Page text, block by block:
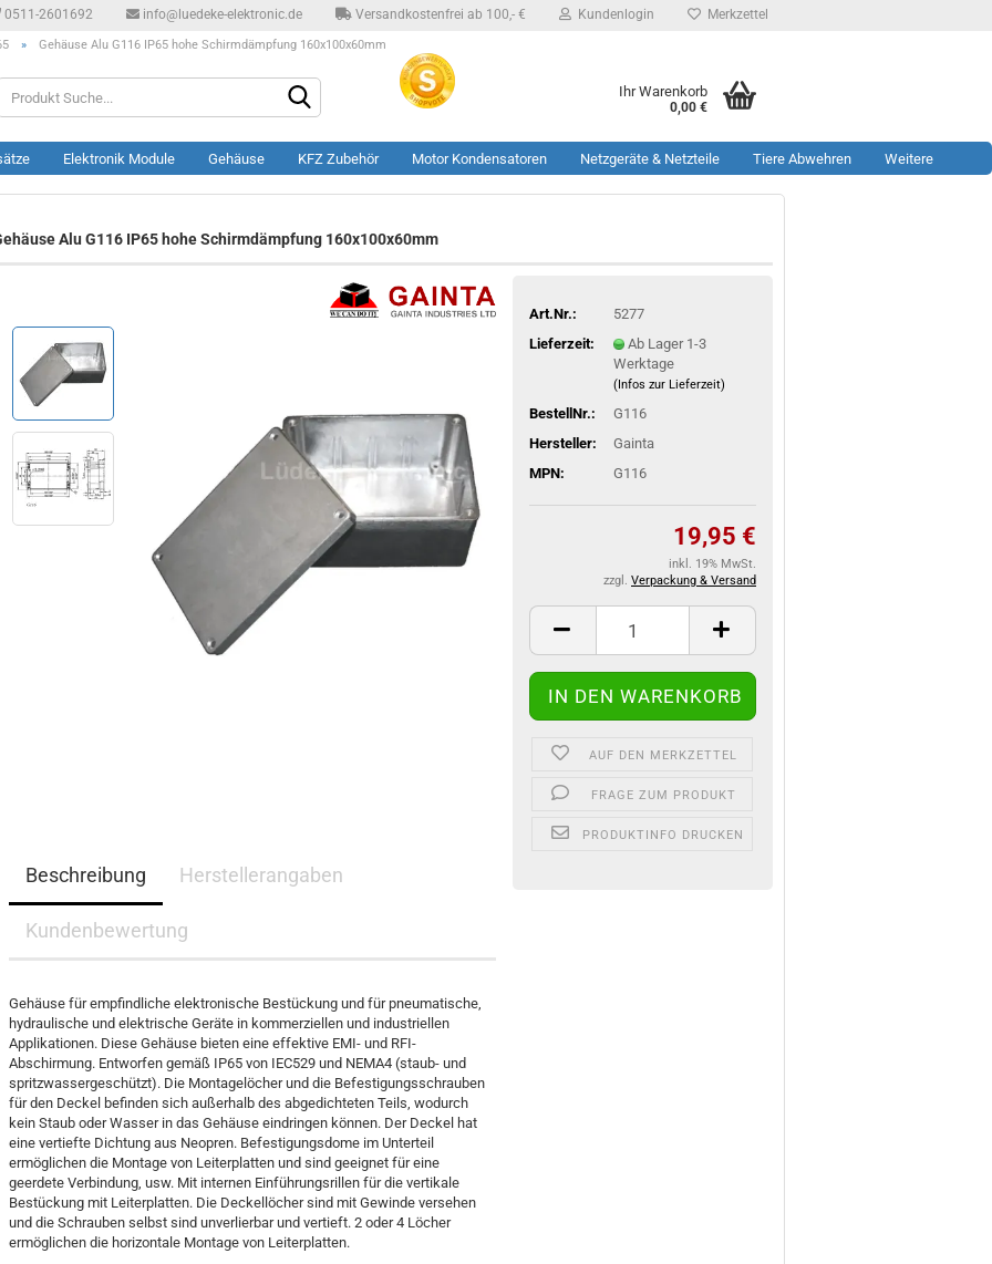
0511-2601692 info@luedeke-elektronic.de Versandkostenfrei ab 100,- € Kundenlogin Merkzettel
» Gehäuse Alu G116 IP65 hohe Schirmdämpfung 160x100x60mm
Produkt
Ihr Warenkorb
0,00 €
Elektronik Module Gehäuse KFZ Zubehör Motor Kondensatoren Netzgeräte & Netzteile Tiere Abwehren Weitere
Alu G116 IP65 hohe Schirmdämpfung 160x100x60mm
Art.Nr.:
5277
Lieferzeit:
Ab Lager 1-3
Werktage
(Infos zur Lieferzeit)
BestellNr.:
G116
Hersteller:
Gainta
MPN:
G116
19,95 €
inkl. 19% MwSt.
zzgl. Verpackung & Versand
AUF DEN MERKZETTEL
FRAGE ZUM PRODUKT
PRODUKTINFO DRUCKEN
Beschreibung Herstellerangaben
Kundenbewertung
Gehäuse für empfindliche elektronische Bestückung und für pneumatische,
hydraulische und elektrische Geräte in kommerziellen und industriellen
Applikationen. Diese Gehäuse bieten eine effektive EMI- und RFI-
Abschirmung. Entworfen gemäß IP65 von IEC529 und NEMA4 (staub- und
spritzwassergeschützt). Die Montagelöcher und die Befestigungsschrauben
für den Deckel befinden sich außerhalb des abgedichteten Teils, wodurch
kein Staub oder Wasser in das Gehäuse eindringen können. Der Deckel hat
eine vertiefte Dichtung aus Neopren. Befestigungsdome im Unterteil
ermöglichen die Montage von Leiterplatten und sind geeignet für eine
geerdete Verbindung, usw. Mit internen Einführungsrillen für die vertikale
Bestückung mit Leiterplatten. Die Deckellöcher sind mit Gewinde versehen
und die Schrauben selbst sind unverlierbar und vertieft. 2 oder 4 Löcher
ermöglichen die horizontale Montage von Leiterplatten.